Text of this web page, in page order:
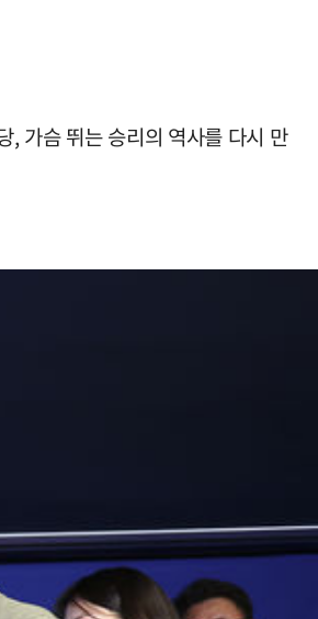
, 가슴 뛰는 승리의 역사를 다시 만